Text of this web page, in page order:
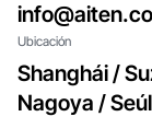
Ubicación
Shanghái /
Nagoya / Seúl